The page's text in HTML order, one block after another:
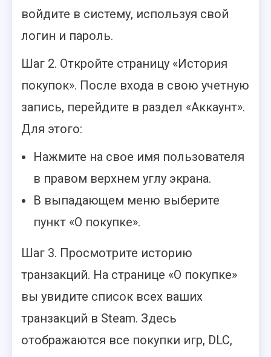
войдите в систему, используя свой
логин и пароль.
Шаг 2. Откройте страницу «История
покупок». После входа в свою учетную
запись, перейдите в раздел «Аккаунт».
Для этого:
Нажмите на свое имя пользователя
в правом верхнем углу экрана.
В выпадающем меню выберите
пункт «О покупке».
Шаг 3. Просмотрите историю
транзакций. На странице «О покупке»
вы увидите список всех ваших
транзакций в Steam. Здесь
отображаются все покупки игр, DLC,